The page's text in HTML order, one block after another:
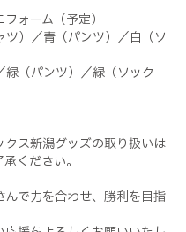
ォーム（予定）
ツ）／青（パンツ）／白（ソ
緑（パンツ）／緑（ソック
ス新潟グッズの取り扱いは
ください。
で力を合わせ、勝利を目指